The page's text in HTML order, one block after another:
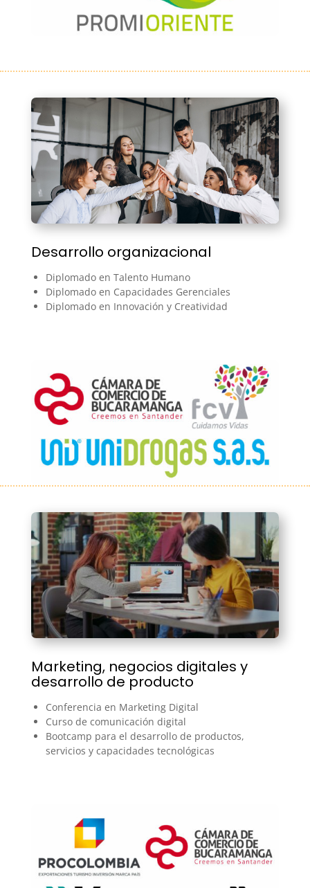
Desarrollo organizacional
Diplomado en Talento Humano
Diplomado en Capacidades Gerenciales
Diplomado en Innovación y Creatividad
Marketing, negocios digitales y
desarrollo de producto
Conferencia en Marketing Digital
Curso de comunicación digital
Bootcamp para el desarrollo de productos,
servicios y capacidades tecnológicas